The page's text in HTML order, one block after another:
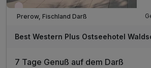
Wieder frei ab Oktober
Prerow, Fischland Darß
Best Western Plus Ostseehotel
7 Tage Genuß auf dem Darß